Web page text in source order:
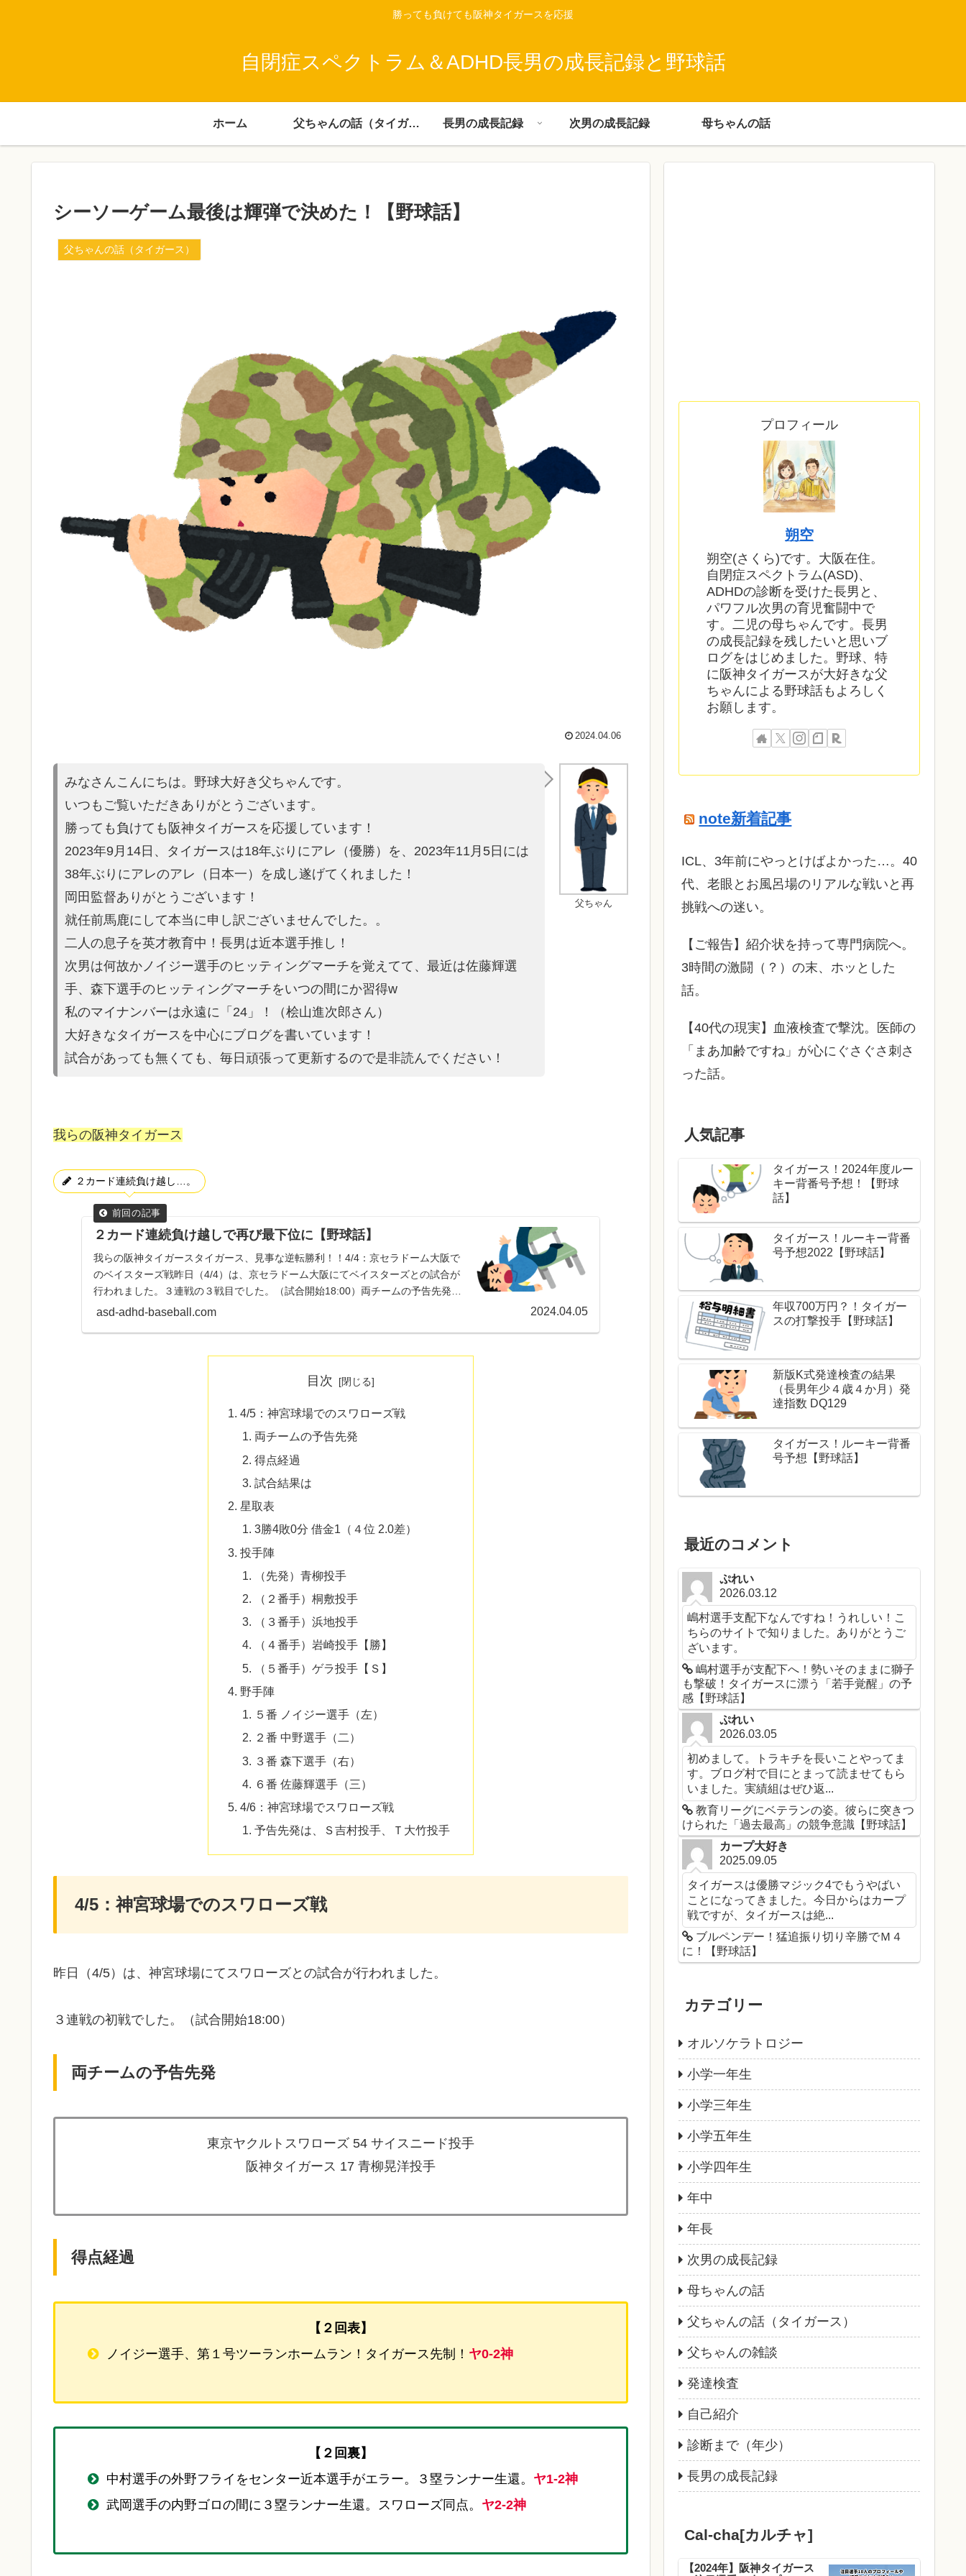
勝っても負けても阪神タイガースを応援
自閉症スペクトラム＆ADHD長男の成長記録と野球話
ホーム 父ちゃんの話（タイガース） 長男の成長記録 次男の成長記録 母ちゃんの話
シーソーゲーム最後は輝弾で決めた！【野球話】
父ちゃんの話（タイガース）
2024.04.06
父ちゃん
みなさんこんにちは。野球大好き父ちゃんです。
いつもご覧いただきありがとうございます。
勝っても負けても阪神タイガースを応援しています！
2023年9月14日、タイガースは18年ぶりにアレ（優勝）を 、2023年11月5日には
38年ぶりにアレのアレ（日本一）を 成し遂げてくれました！
岡田監督ありがとうございます！
就任前馬鹿にして本当に申し訳ございませんでした。。
二人の息子を英才教育中！長男は近本選手推し！
次男は何故かノイ ジー選手のヒッティングマーチを覚えてて、最近は佐藤輝選
手、森下選手のヒッティングマーチをいつの間にか習得w
私のマイナンバーは永遠に「24」！（桧山進次郎さん）
大好きなタイガースを中心にブログを書いています！
試合があって も無くても、毎日頑張って更新するので是非読んでください！
我らの阪神タイガース
２カード連続負け越し…。
２カード連続負け越しで再び最下位に【野球話】
我らの阪神タイガースタイガース、見事な逆転勝利！！4/4：京セラドーム大阪で
のベイスターズ戦昨日（4/4）は、京セラドーム大阪にてベイスターズとの試合が
行われました。３連戦の３戦目でした。（試合開始18:00）両チームの予告先発阪
神タイガー...
asd-adhd-baseball.com 2024.04.05
目次
4/5：神宮球場でのスワローズ戦
両チームの予告先発
得点経過
試合結果は
星取表
3勝4敗0分 借金1（４位 2.0差）
投手陣
（先発）青柳投手
（２番手）桐敷投手
（３番手）浜地投手
（４番手）岩崎投手【勝】
（５番手）ゲラ投手【Ｓ】
野手陣
５番 ノイジー選手（左）
２番 中野選手（二）
３番 森下選手（右）
６番 佐藤輝選手（三）
4/6：神宮球場でスワローズ戦
予告先発は、Ｓ吉村投手、Ｔ大竹投手
4/5：神宮球場でのスワローズ戦
昨日（4/5）は、神宮球場にてスワローズとの試合が行われました。
３連戦の初戦でした。（試合開始18:00）
両チームの予告先発
東京ヤクルトスワローズ 54 サイスニード投手
阪神タイガース 17 青柳晃洋投手
得点経過
【２回表】
ノイジー選手、第１号ツーランホームラン！タイガース先制！ ヤ0-2神
【２回裏】
中村選手の外野フライをセンター近本選手がエラー。３塁ランナー生還。 ヤ1-2神
武岡選手の内野ゴロの間に３塁ランナー生還。スワローズ同点。 ヤ2-2神
プロフィール
朔空
朔空(さくら)です。大阪在住。
自閉症スペクトラム(ASD)、
ADHDの診断を受けた長男と、
パワフル次男の育児奮闘中で
す。二児の母ちゃんです。長男
の成長記録を残したいと思いブ
ログをはじめました。野球、特
に阪神タイガースが大好きな父
ちゃんによる野球話もよろしく
お願します。
note新着記事
ICL、3年前にやっとけばよかった…。40
代、老眼とお風呂場のリアルな戦いと再
挑戦への迷い。
​【ご報告】紹介状を持って専門病院へ。
3時間の激闘（？）の末、ホッとした
話。
【40代の現実】血液検査で撃沈。医師の
「まあ加齢ですね」が心にぐさぐさ刺さ
った話。
人気記事
タイガース！2024年度ルー
キー背番号予想！【野球
話】
タイガース！ルーキー背番
号予想2022【野球話】
年収700万円？！タイガー
スの打撃投手【野球話】
新版K式発達検査の結果
（長男年少４歳４か月）発
達指数 DQ129
タイガース！ルーキー背番
号予想【野球話】
最近のコメント
ぷれい
2026.03.12
嶋村選手支配下なんですね！うれしい！こ
ちらのサイトで知りました。ありがとうご
ざいます。
嶋村選手が支配下へ！勢いそのままに獅子
も撃破！タイガースに漂う「若手覚醒」の予
感【野球話】
ぷれい
2026.03.05
初めまして。トラキチを長いことやってま
す。ブログ村で目にとまって読ませてもら
いました。実績組はぜひ返...
教育リーグにベテランの姿。彼らに突きつ
けられた「過去最高」の競争意識【野球話】
カープ大好き
2025.09.05
タイガースは優勝マジック4でもうやばい
ことになってきました。今日からはカープ
戦ですが、タイガースは絶...
ブルペンデー！猛追振り切り辛勝でＭ４
に！【野球話】
カテゴリー
オルソケラトロジー
小学一年生
小学三年生
小学五年生
小学四年生
年中
年長
次男の成長記録
母ちゃんの話
父ちゃんの話（タイガース）
父ちゃんの雑談
発達検査
自己紹介
診断まで（年少）
長男の成長記録
Cal-cha[カルチャ]
【2024年】阪神タイガース